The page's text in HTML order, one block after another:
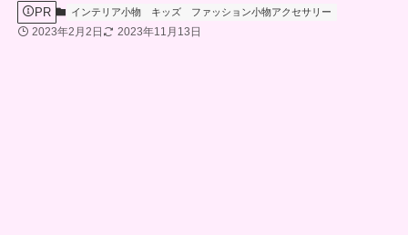
PR インテリア小物 キッズ ファッション小物アクセサリー
2023年2月2日 2023年11月13日